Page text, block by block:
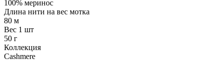
100% меринос
Длина нити на вес мотка
80 м
Вес 1 шт
50 г
Коллекция
Cashmere